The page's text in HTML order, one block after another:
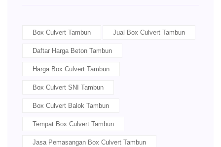
Box Culvert Tambun Jual Box Culvert Tambun
Daftar Harga Beton Tambun
Harga Box Culvert Tambun
Box Culvert SNI Tambun
Box Culvert Balok Tambun
Tempat Box Culvert Tambun
Jasa Pemasangan Box Culvert Tambun